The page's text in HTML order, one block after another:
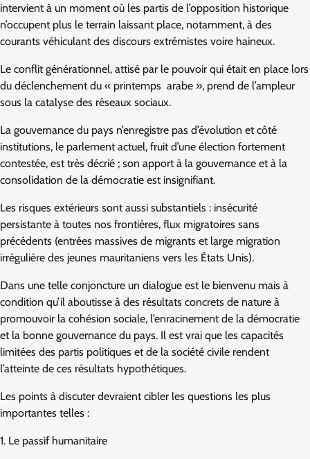
intervient à un moment où les partis de l’opposition historique
n’occupent plus le terrain laissant place, notamment, à des
courants véhiculant des discours extrémistes voire haineux.
Le conflit générationnel, attisé par le pouvoir qui était en place lors
du déclenchement du « printemps‭ ‬ arabe », prend de l’ampleur
sous la catalyse des réseaux sociaux.
La gouvernance du pays n’enregistre pas d’évolution et côté
institutions, le parlement actuel, fruit d’une élection fortement
contestée, est très décrié‭ ‬; son apport à la gouvernance et à la
consolidation de la démocratie est insignifiant.
Les risques extérieurs ‭sont aussi substantiels : insécurité
persistante à toutes nos frontières, flux migratoires sans
précédents (entrées massives de migrants et large migration
irrégulière des jeunes mauritaniens vers les États Unis).
Dans une telle conjoncture un dialogue est le bienvenu mais à
condition qu’il aboutisse à des résultats concrets de nature à
promouvoir la cohésion sociale, l’enracinement de la démocratie
et la bonne gouvernance du pays. Il est vrai que les capacités
limitées des partis politiques et de la société civile rendent
l’atteinte de ces résultats hypothétiques.
Les points à discuter devraient cibler les questions les plus
importantes telles‭ ‬:
1.‭ ‬Le passif humanitaire